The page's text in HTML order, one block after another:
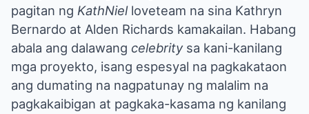
pagitan ng KathNielloveteam na sina Kathryn
Bernardo at Alden Richards kamakailan. Habang
abala ang dalawang celebritysa kani-kanilang
mga proyekto, isang espesyal na pagkakataon
ang dumating na nagpatunay ng malalim na
pagkakaibigan at pagkaka-kasama ng kanilang